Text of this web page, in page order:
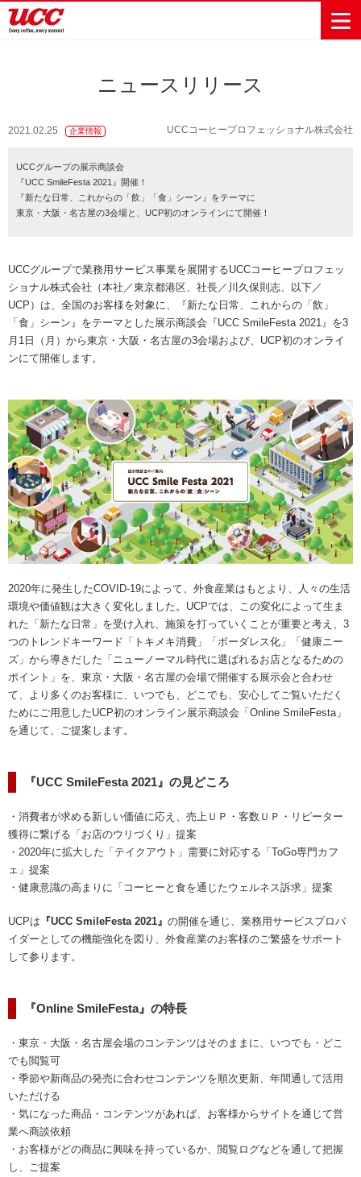
レギュラーコ
ーヒー
インスタント
コーヒー
ドリンク
ドリップポッ
ド
コーヒーギフ
ト
おいしいコー
ヒーの淹れ方
コーヒー百科 レシピ UCCラボ
UCCコーヒー
博物館
UCCコーヒー
アカデミー
工場見学
東京ディズニ
ーリゾート®︎
サステナビ
リティビジ
する手助けを
サステナブ
ルなコーヒ
ー調達
健康
カーボンニ
ュートラル
環境と社会
人権の尊重
サーキュラ
ーエコノミ
サステナビ
リティチャ
レンジ
Report
ート
セージ
コーポレー
トメッセー
ジ
企業概要
リース
連事業
外食事業
コーヒーマ
シン事業
地域・戦略
事業
ポート
UCC神戸コ
ーヒービレ
ッジ
ウェブマガ
ジン
ニュースリリース
2021.02.25 企業情報 UCCコーヒープロフェッショナル株式会社
UCCグループの展示商談会
『UCC SmileFesta 2021』開催！
『新たな日常、これからの「飲」「食」シーン』をテーマに
東京・大阪・名古屋の3会場と、UCP初のオンラインにて開催！
UCCグループで業務用サービス事業を展開するUCCコーヒープロフェッ
ショナル株式会社（本社／東京都港区、社長／川久保則志、以下／
UCP）は、全国のお客様を対象に、『新たな日常、これからの「飲」
「食」シーン』をテーマとした展示商談会『UCC SmileFesta 2021』を3
月1日（月）から東京・大阪・名古屋の3会場および、UCP初のオンライ
ンにて開催します。
2020年に発生したCOVID-19によって、外食産業はもとより、人々の生活
環境や価値観は大きく変化しました。UCPでは、この変化によって生ま
れた「新たな日常」を受け入れ、施策を打っていくことが重要と考え、3
つのトレンドキーワード「トキメキ消費」「ボーダレス化」「健康ニー
ズ」から導きだした「ニューノーマル時代に選ばれるお店となるための
ポイント」を、東京・大阪・名古屋の会場で開催する展示会と合わせ
て、より多くのお客様に、いつでも、どこでも、安心してご覧いただく
ためにご用意したUCP初のオンライン展示商談会「Online SmileFesta」
を通じて、ご提案します。
『UCC SmileFesta 2021』の見どころ
・消費者が求める新しい価値に応え、売上ＵＰ・客数ＵＰ・リピーター
獲得に繋げる「お店のウリづくり」提案
・2020年に拡大した「テイクアウト」需要に対応する「ToGo専門カフ
ェ」提案
・健康意識の高まりに「コーヒーと食を通じたウェルネス訴求」提案
UCPは 『UCC SmileFesta 2021』 の開催を通じ、業務用サービスプロバ
イダーとしての機能強化を図り、外食産業のお客様のご繁盛をサポート
して参ります。
『Online SmileFesta』の特長
・東京・大阪・名古屋会場のコンテンツはそのままに、いつでも・どこ
でも閲覧可
・季節や新商品の発売に合わせコンテンツを順次更新、年間通して活用
いただける
・気になった商品・コンテンツがあれば、お客様からサイトを通じて営
業へ商談依頼
・お客様がどの商品に興味を持っているか、閲覧ログなどを通して把握
し、ご提案